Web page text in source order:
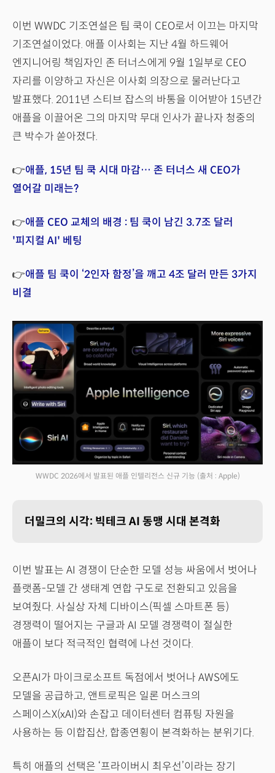
이번 WWDC 기조연설은 팀 쿡이 CEO로서 이끄는 마지막
기조연설이었다. 애플 이사회는 지난 4월 하드웨어
엔지니어링 책임자인 존 터너스에게 9월 1일부로 CEO
자리를 이양하고 자신은 이사회 의장으로 물러난다고
발표했다. 2011년 스티브 잡스의 바통을 이어받아 15년간
애플을 이끌어온 그의 마지막 무대 인사가 끝나자 청중의
큰 박수가 쏟아졌다.
👉애플, 15년 팀 쿡 시대 마감… 존 터너스 새 CEO가
열어갈 미래는?
👉애플 CEO 교체의 배경 : 팀 쿡이 남긴 3.7조 달러
'피지컬 AI' 베팅
👉애플 팀 쿡이 ‘2인자 함정’을 깨고 4조 달러 만든 3가지
비결
WWDC 2026에서 발표된 애플 인텔리전스 신규 기능 (출처 : Apple)
더밀크의 시각: 빅테크 AI 동맹 시대 본격화
이번 발표는 AI 경쟁이 단순한 모델 성능 싸움에서 벗어나
플랫폼-모델 간 생태계 연합 구도로 전환되고 있음을
보여줬다. 사실상 자체 디바이스(픽셀 스마트폰 등)
경쟁력이 떨어지는 구글과 AI 모델 경쟁력이 절실한
애플이 보다 적극적인 협력에 나선 것이다.
오픈AI가 마이크로소프트 독점에서 벗어나 AWS에도
모델을 공급하고, 앤트로픽은 일론 머스크의
스페이스X(xAI)와 손잡고 데이터센터 컴퓨팅 자원을
사용하는 등 이합집산, 합종연횡이 본격화하는 분위기다.
특히 애플의 선택은 ‘프라이버시 최우선’이라는 장기